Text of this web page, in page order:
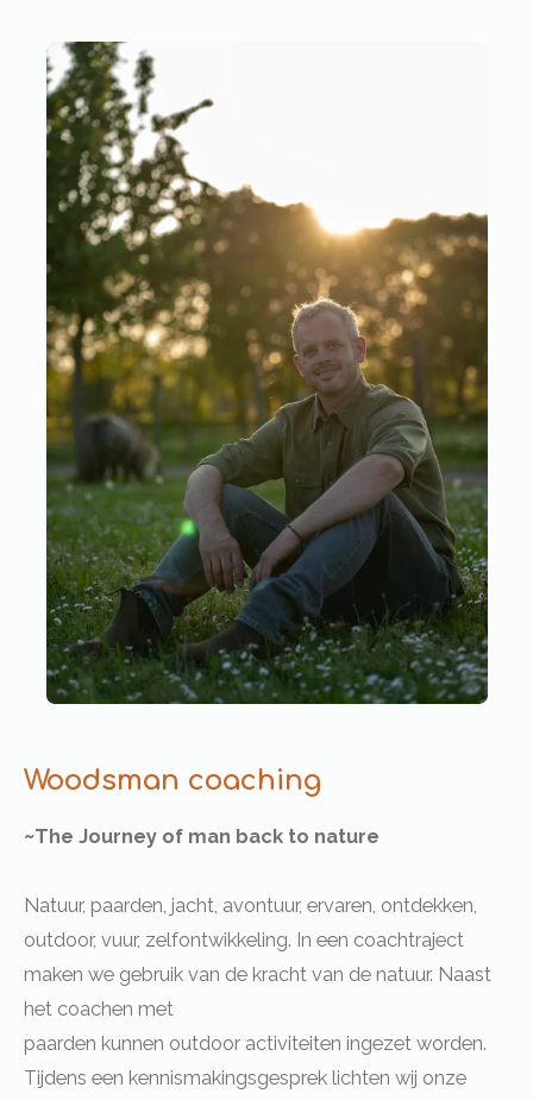
Woodsman coaching
~The Journey of man back to nature
Natuur, paarden, jacht, avontuur, ervaren, ontdekken,
outdoor, vuur, zelfontwikkeling. In een coachtraject
maken we gebruik van de kracht van de natuur. Naast
het coachen met
paarden kunnen outdoor activiteiten ingezet worden.
Tijdens een kennismakingsgesprek lichten wij onze